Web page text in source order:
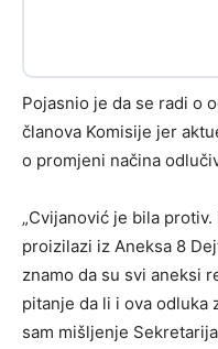
Pojasnio je da se radi o
članova Komisije jer
o promjeni načina
„Cvijanović je bila
proizilazi iz Aneksa 8
znamo da su svi aneksi
pitanje da li i ova odluka
sam mišljenje